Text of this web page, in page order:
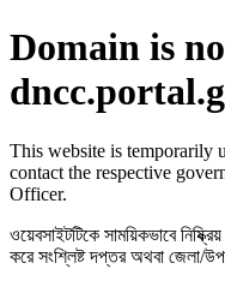
Domain is
This website is temporarily
contact the respective
Officer.
ওয়েবসাইটটিকে সাময়িকভাবে
করে সংশ্লিষ্ট দপ্তর অথবা জেলা/